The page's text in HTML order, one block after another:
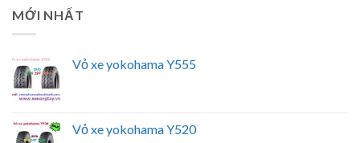
MỚI NHẤT
Vỏ xe yokohama Y555
Vỏ xe yokohama Y520